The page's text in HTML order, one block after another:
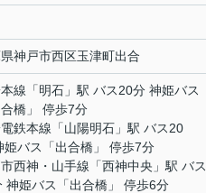
神戸市西区玉津町出合
線 「明石 」駅 バス20分 神姫バス
合橋」 停歩7分
鉄本線 「山陽明石 」駅 バス20
姫バス「出合橋」 停歩7分
西神・山手線 「西神中央 」駅 バス
神姫バス「出合橋」 停歩6分